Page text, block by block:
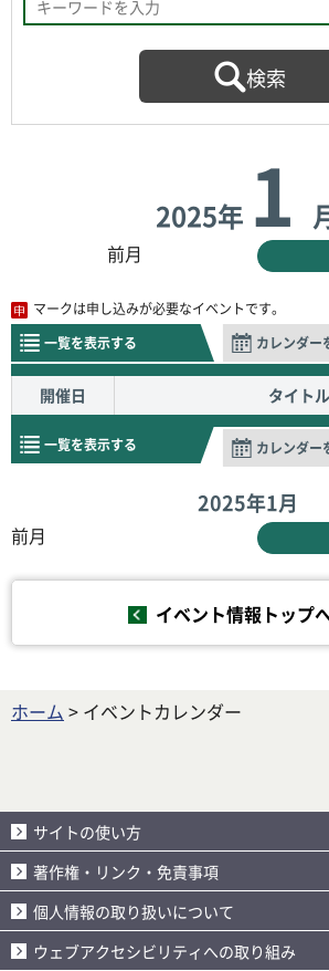
2025年 1
前月
マークは申し込みが必要なイベントです。
一覧を表示する
カレンダー
開催日 タイトル
一覧を表示する カレンダー
2025年1月
前月
イベント情報トップ
ホーム > イベントカレンダー
サイトの使い方
著作権・リンク・免責事項
個人情報の取り扱いについて
ウェブアクセシビリティへの取り組み